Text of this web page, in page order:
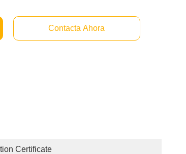
Contacta Ahora
Certificate